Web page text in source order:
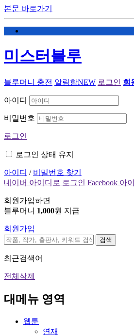
본문 바로가기
미스터블루
블루머니 충전 알림함NEW 로그인 회
아이디
비밀번호
로그인
로그인 상태 유지
아이디 / 비밀번호 찾기
네이버 아이디로 로그인 Facebook 아
회원가입하면
블루머니 1,000원 지급
회원가입
검색
최근검색어
전체삭제
대메뉴 영역
웹툰
연재